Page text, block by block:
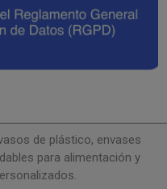
de plástico, envases
para alimentación y